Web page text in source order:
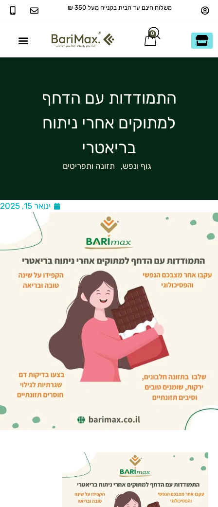
משלוח חינם עד הבית בקנייה מעל 350 ₪
0
התמודדות עם הדחף
למתוקים אחרי ניתוח
בריאטרי
גוף ונפש, תזונה ותפריטים
ינואר 15, 2025